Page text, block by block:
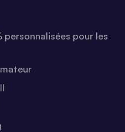
personnalisées pour les